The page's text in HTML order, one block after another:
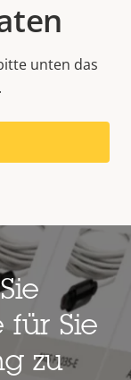
unten das
für Sie
zu